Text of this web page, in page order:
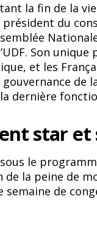
la fin de la vie
président du
Son unique
et les
de
dernière
star
le
la peine de
semaine de